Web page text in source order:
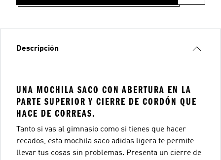
Descripción
UNA MOCHILA SACO CON ABERTURA EN LA
PARTE SUPERIOR Y CIERRE DE CORDÓN QUE
HACE DE CORREAS.
Tanto si vas al gimnasio como si tienes que hacer
recados, esta mochila saco adidas ligera te permite
llevar tus cosas sin problemas. Presenta un cierre de